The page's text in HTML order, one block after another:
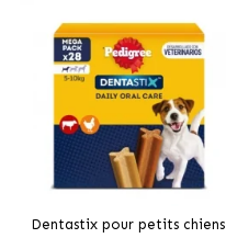
Dentastix pour petits chiens